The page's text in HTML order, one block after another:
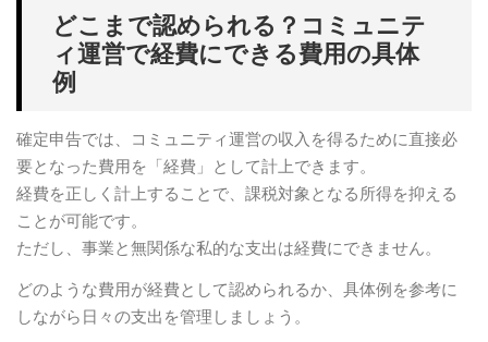
どこまで認められる？コミュニテ
ィ運営で経費にできる費用の具体
例
確定申告では、コミュニティ運営の収入を得るために直接必
要となった費用を「経費」として計上できます。
経費を正しく計上することで、課税対象となる所得を抑える
ことが可能です。
ただし、事業と無関係な私的な支出は経費にできません。
どのような費用が経費として認められるか、具体例を参考に
しながら日々の支出を管理しましょう。